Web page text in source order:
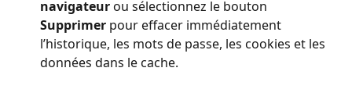
navigateur ou sélectionnez le bouton
Supprimer pour effacer immédiatement
l’historique, les mots de passe, les cookies et les
données dans le cache.